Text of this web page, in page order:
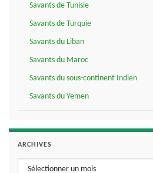
Savants de Tunisie
Savants de Turquie
Savants du Liban
Savants du Maroc
Savants du sous-continent Indien
Savants du Yemen
ARCHIVES
Archives